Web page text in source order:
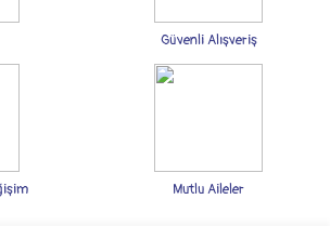
Güvenli Alışveriş
Mutlu Aileler